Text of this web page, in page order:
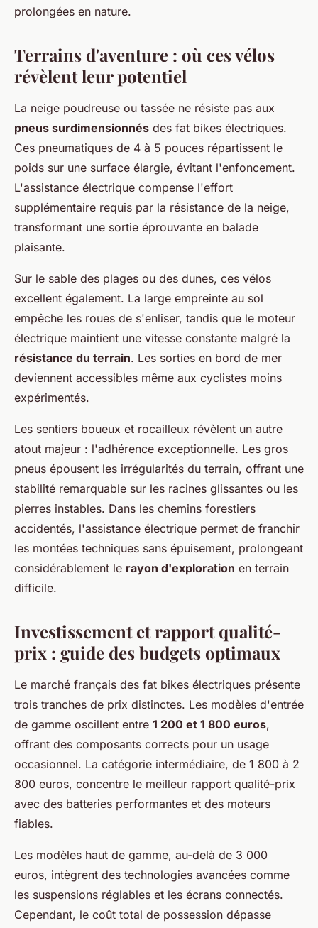
prolongées en nature.
Terrains d'aventure : où ces vélos
révèlent leur potentiel
La neige poudreuse ou tassée ne résiste pas aux
pneus surdimensionnés des fat bikes électriques.
Ces pneumatiques de 4 à 5 pouces répartissent le
poids sur une surface élargie, évitant l'enfoncement.
L'assistance électrique compense l'effort
supplémentaire requis par la résistance de la neige,
transformant une sortie éprouvante en balade
plaisante.
Sur le sable des plages ou des dunes, ces vélos
excellent également. La large empreinte au sol
empêche les roues de s'enliser, tandis que le moteur
électrique maintient une vitesse constante malgré la
résistance du terrain. Les sorties en bord de mer
deviennent accessibles même aux cyclistes moins
expérimentés.
Les sentiers boueux et rocailleux révèlent un autre
atout majeur : l'adhérence exceptionnelle. Les gros
pneus épousent les irrégularités du terrain, offrant une
stabilité remarquable sur les racines glissantes ou les
pierres instables. Dans les chemins forestiers
accidentés, l'assistance électrique permet de franchir
les montées techniques sans épuisement, prolongeant
considérablement le rayon d'exploration en terrain
difficile.
Investissement et rapport qualité-
prix : guide des budgets optimaux
Le marché français des fat bikes électriques présente
trois tranches de prix distinctes. Les modèles d'entrée
de gamme oscillent entre 1 200 et 1 800 euros,
offrant des composants corrects pour un usage
occasionnel. La catégorie intermédiaire, de 1 800 à 2
800 euros, concentre le meilleur rapport qualité-prix
avec des batteries performantes et des moteurs
fiables.
Les modèles haut de gamme, au-delà de 3 000
euros, intègrent des technologies avancées comme
les suspensions réglables et les écrans connectés.
Cependant, le coût total de possession dépasse